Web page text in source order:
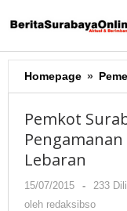
ke
Homepage »
Pemkot
Lebaran
15/07/2015
oleh
-
233
oleh redaksibso